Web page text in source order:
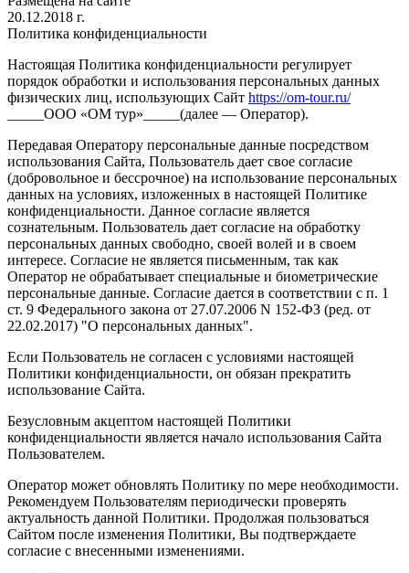
20.12.2018 г.
Политика конфиденциальности
Настоящая Политика конфиденциальности регулирует
порядок обработки и использования персональных данных
физических лиц, использующих Сайт https://om-tour.ru/
_____ООО «ОМ тур»_____(далее — Оператор).
Передавая Оператору персональные данные посредством
использования Сайта, Пользователь дает свое согласие
(добровольное и бессрочное) на использование персональных
данных на условиях, изложенных в настоящей Политике
конфиденциальности. Данное согласие является
сознательным. Пользователь дает согласие на обработку
персональных данных свободно, своей волей и в своем
интересе. Согласие не является письменным, так как
Оператор не обрабатывает специальные и биометрические
персональные данные. Согласие дается в соответствии с п. 1
ст. 9 Федерального закона от 27.07.2006 N 152-ФЗ (ред. от
22.02.2017) "О персональных данных".
Если Пользователь не согласен с условиями настоящей
Политики конфиденциальности, он обязан прекратить
использование Сайта.
Безусловным акцептом настоящей Политики
конфиденциальности является начало использования Сайта
Пользователем.
Оператор может обновлять Политику по мере необходимости.
Рекомендуем Пользователям периодически проверять
актуальность данной Политики. Продолжая пользоваться
Сайтом после изменения Политики, Вы подтверждаете
согласие с внесенными изменениями.